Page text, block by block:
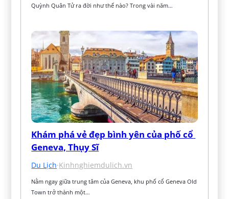
Quỳnh Quân Tử ra đời như thế nào? Trong vài năm…
Khám phá vẻ đẹp bình yên của phố cổ
Geneva, Thụy Sĩ
Du Lịch·Kinhnghiemdulich.vn
Nằm ngay giữa trung tâm của Geneva, khu phố cổ Geneva Old
Town trở thành một…